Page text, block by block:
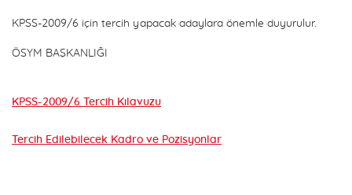
KPSS-2009/6 için tercih yapacak adaylara önemle duyurulur.
ÖSYM BAŞKANLIĞI
KPSS-2009/6 Tercih Kılavuzu
Tercih Edilebilecek Kadro ve Pozisyonlar